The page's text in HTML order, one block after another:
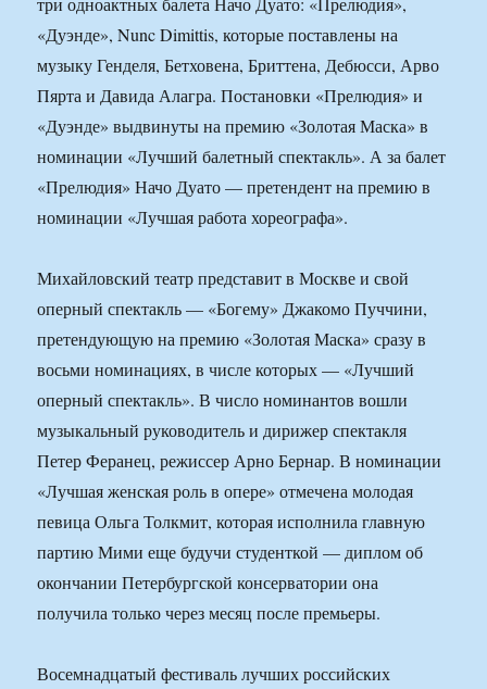
«Дуэнде», Nunc Dimittis, которые поставлены на
музыку Генделя, Бетховена, Бриттена, Дебюсси, Арво
Пярта и Давида Алагра. Постановки «Прелюдия» и
«Дуэнде» выдвинуты на премию «Золотая Маска» в
номинации «Лучший балетный спектакль». А за балет
«Прелюдия» Начо Дуато — претендент на премию в
номинации «Лучшая работа хореографа».
Михайловский театр представит в Москве и свой
оперный спектакль — «Богему» Джакомо Пуччини,
претендующую на премию «Золотая Маска» сразу в
восьми номинациях, в числе которых — «Лучший
оперный спектакль». В число номинантов вошли
музыкальный руководитель и дирижер спектакля
Петер Феранец, режиссер Арно Бернар. В номинации
«Лучшая женская роль в опере» отмечена молодая
певица Ольга Толкмит, которая исполнила главную
партию Мими еще будучи студенткой — диплом об
окончании Петербургской консерватории она
получила только через месяц после премьеры.
Восемнадцатый фестиваль лучших российских